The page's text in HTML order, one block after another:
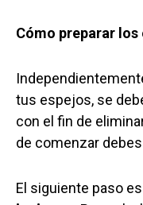
Cómo preparar los
tus espejos, se
con el fin de
de comenzar debes
El siguiente paso es